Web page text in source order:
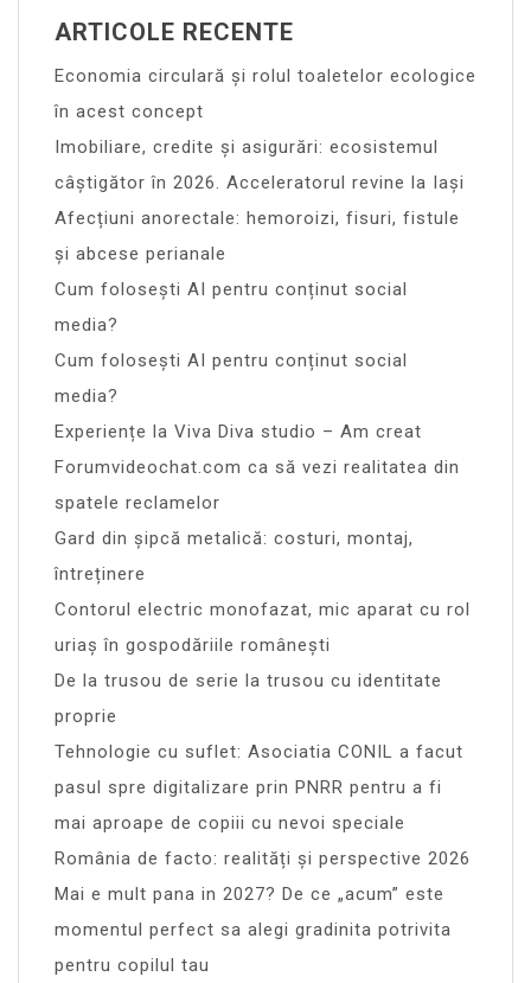
ARTICOLE RECENTE
Economia circulară și rolul toaletelor ecologice
în acest concept
Imobiliare, credite și asigurări: ecosistemul
câștigător în 2026. Acceleratorul revine la Iași
Afecțiuni anorectale: hemoroizi, fisuri, fistule
și abcese perianale
Cum folosești AI pentru conținut social
media?
Cum folosești AI pentru conținut social
media?
Experiențe la Viva Diva studio – Am creat
Forumvideochat.com ca să vezi realitatea din
spatele reclamelor
Gard din șipcă metalică: costuri, montaj,
întreținere
Contorul electric monofazat, mic aparat cu rol
uriaș în gospodăriile românești
De la trusou de serie la trusou cu identitate
proprie
Tehnologie cu suflet: Asociatia CONIL a facut
pasul spre digitalizare prin PNRR pentru a fi
mai aproape de copiii cu nevoi speciale
România de facto: realități și perspective 2026
Mai e mult pana in 2027? De ce „acum” este
momentul perfect sa alegi gradinita potrivita
pentru copilul tau